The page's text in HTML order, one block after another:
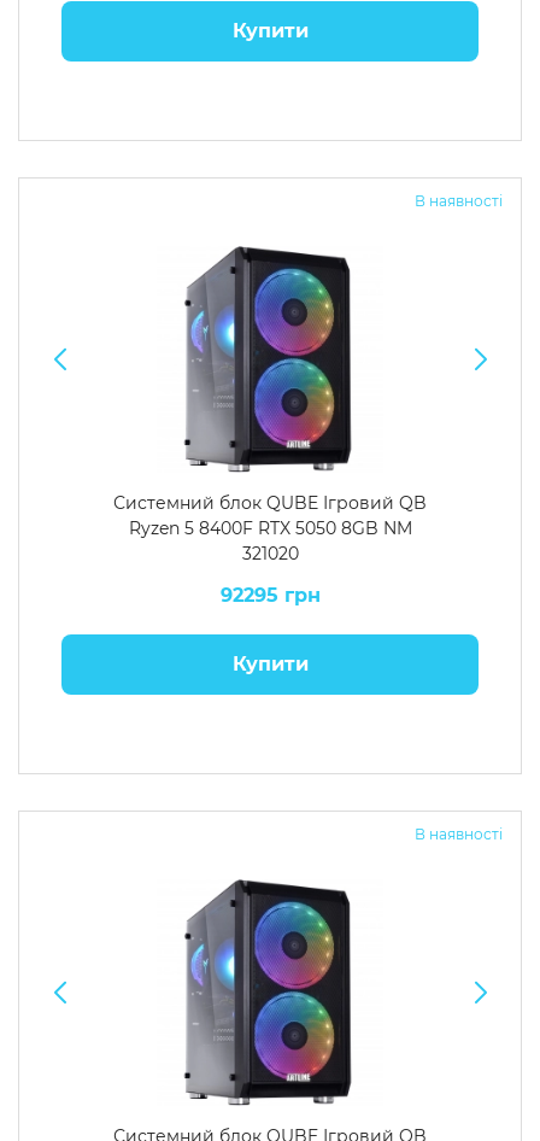
Купити
В наявності
Системний блок QUBE Ігровий QB
Ryzen 5 8400F RTX 5050 8GB NM
321020
92295 грн
Купити
В наявності
Системний блок QUBE Ігровий QB